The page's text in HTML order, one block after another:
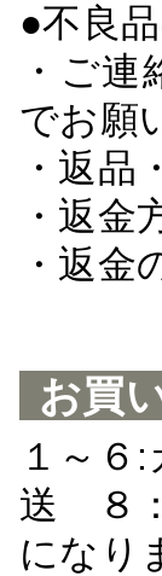
●不良
・ご
でお願
・返
・返
・返
お買
１～６
送 ８
になり